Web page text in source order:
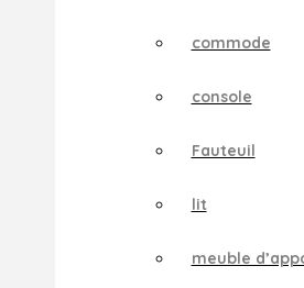
commode
console
Fauteuil
lit
meuble